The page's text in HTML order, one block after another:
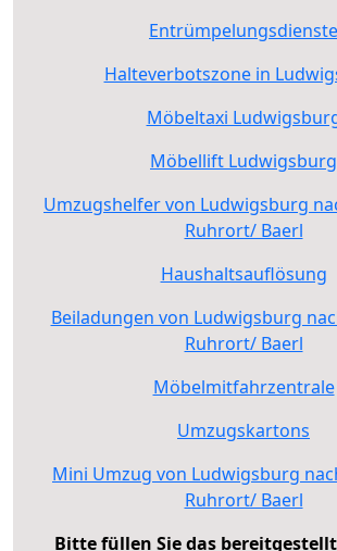
Entrümpelungsdienste
Halteverbotszone in
Möbeltaxi
Möbellift Ludwigsburg
Umzugshelfer von Ludwigsburg
Ruhrort/ Baerl
Haushaltsauflösung
Beiladungen von Ludwigsburg
Ruhrort/ Baerl
Möbelmitfahrzentrale
Umzugskartons
Mini Umzug von Ludwigsburg
Ruhrort/ Baerl
Bitte füllen Sie das